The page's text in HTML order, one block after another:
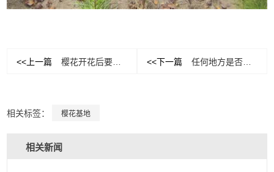
<<上一篇 樱花开花后要怎样护理？ <<下一篇 任何地方是否都可以栽植景观松
相关标签： 樱花基地
相关新闻